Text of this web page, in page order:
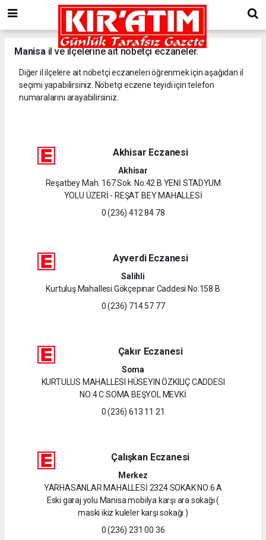
Manisa il ve ilçelerine ait nöbetçi eczaneler.
Diğer il ilçelere ait nöbetçi eczaneleri öğrenmek için aşağıdan il
seçimi yapabilirsiniz. Nöbetçi eczene teyidi için telefon
numaralarını arayabilirsiniz.
Akhisar Eczanesi
Akhisar
Reşatbey Mah. 167 Sok. No:42 B YENİ STADYUM
YOLU ÜZERİ - REŞAT BEY MAHALLESİ
0 (236) 412 84 78
Ayverdi Eczanesi
Salihli
Kurtuluş Mahallesi Gökçepınar Caddesi No:158 B
0 (236) 714 57 77
Çakır Eczanesi
Soma
KURTULUS MAHALLESI HÜSEYIN ÖZKILIÇ CADDESI
NO:4 C SOMA BEŞYOL MEVKİ
0 (236) 613 11 21
Çalışkan Eczanesi
Merkez
YARHASANLAR MAHALLESİ 2324 SOKAK NO:6 A
Eski garaj yolu Manisa mobilya karşı ara sokağı (
maski ikiz kuleler karşı sokağı )
0 (236) 231 00 36